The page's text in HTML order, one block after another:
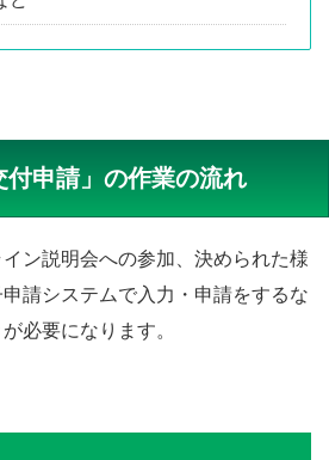
付申請」の作業の流れ
ン説明会への参加、決められた様
請システムで入力・申請をするな
必要になります。